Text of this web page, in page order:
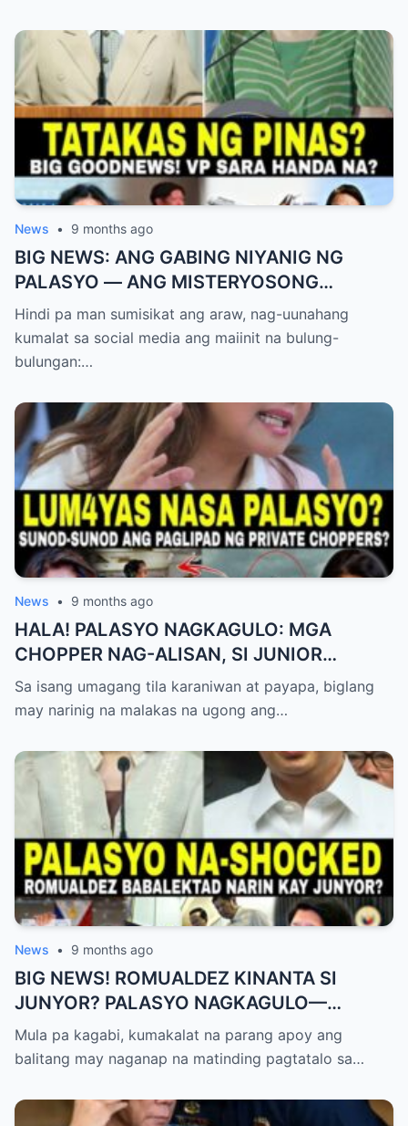
News • 9 months ago
BIG NEWS: ANG GABING NIYANIG NG
PALASYO — ANG MISTERYOSONG
PAGLIPAD NG ISANG JUNYOR AT ANG
DUMULOG NA LIHIM NINA PINGKY AT
KLER
Hindi pa man sumisikat ang araw, nag-uunahang
kumalat sa social media ang maiinit na bulung-
bulungan:…
News • 9 months ago
HALA! PALASYO NAGKAGULO: MGA
CHOPPER NAG-ALISAN, SI JUNIOR
NAGHAHAKOT?!
Sa isang umagang tila karaniwan at payapa, biglang
may narinig na malakas na ugong ang…
News • 9 months ago
BIG NEWS! ROMUALDEZ KINANTA SI
JUNYOR? PALASYO NAGKAGULO—
OMBUDSMAN NA-SHOCKED?
Mula pa kagabi, kumakalat na parang apoy ang
balitang may naganap na matinding pagtatalo sa…